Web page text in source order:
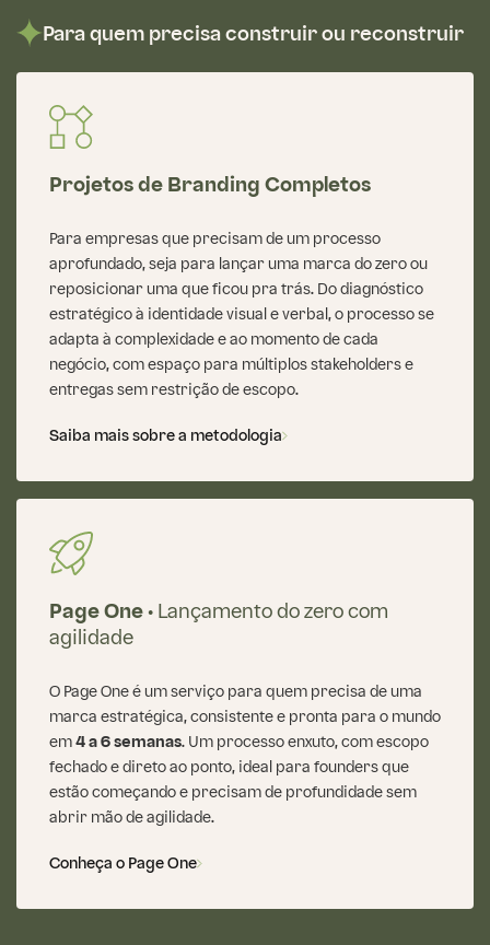
Para quem precisa construir ou reconstruir
Projetos de Branding Completos
Para empresas que precisam de um processo
aprofundado, seja para lançar uma marca do zero ou
reposicionar uma que ficou pra trás. Do diagnóstico
estratégico à identidade visual e verbal, o processo se
adapta à complexidade e ao momento de cada
negócio, com espaço para múltiplos stakeholders e
entregas sem restrição de escopo.
Saiba mais sobre a metodologia
Page One •Lançamento do zero com
agilidade
O Page One é um serviço para quem precisa de uma
marca estratégica, consistente e pronta para o mundo
em4 a 6 semanas. Um processo enxuto, com escopo
fechado e direto ao ponto, ideal para founders que
estão começando e precisam de profundidade sem
abrir mão de agilidade.
Conheça o Page One